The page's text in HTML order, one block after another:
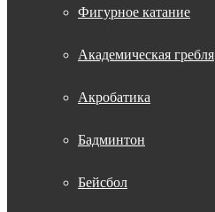
Фигурное катание
Академическая гребля
Акробатика
Бадминтон
Бейсбол